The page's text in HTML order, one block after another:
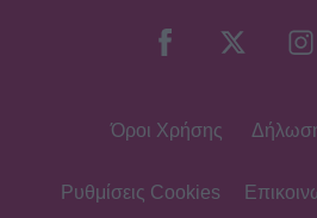
elegance σε άλλο επίπεδο
γενέθλια και η Έλενα
Όροι Χρήσης
Ρυθμίσεις Cookies